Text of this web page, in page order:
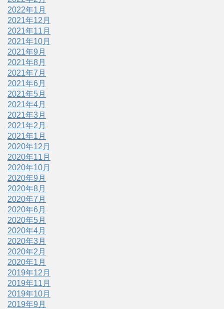
2022年1月
2021年12月
2021年11月
2021年10月
2021年9月
2021年8月
2021年7月
2021年6月
2021年5月
2021年4月
2021年3月
2021年2月
2021年1月
2020年12月
2020年11月
2020年10月
2020年9月
2020年8月
2020年7月
2020年6月
2020年5月
2020年4月
2020年3月
2020年2月
2020年1月
2019年12月
2019年11月
2019年10月
2019年9月